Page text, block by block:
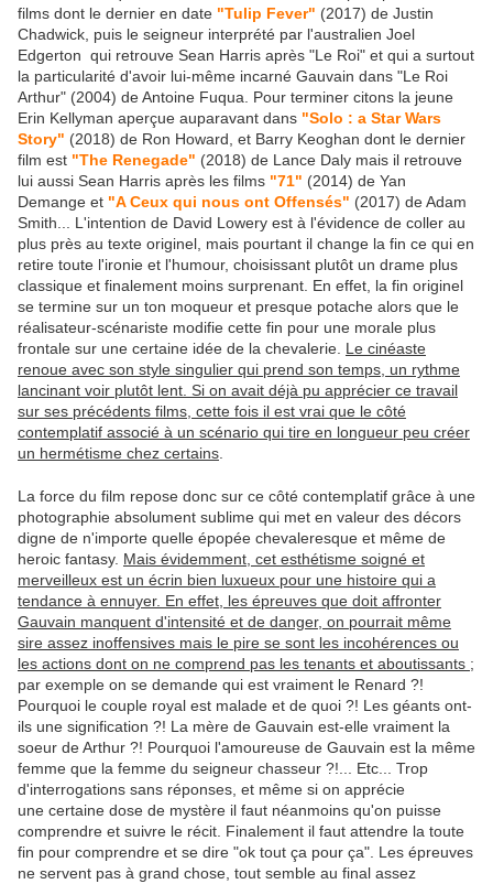
films dont le dernier en date "Tulip Fever" (2017) de Justin
Chadwick, puis le seigneur interprété par l'australien Joel
Edgerton qui retrouve Sean Harris après "Le Roi" et qui a surtout
la particularité d'avoir lui-même incarné Gauvain dans "Le Roi
Arthur" (2004) de Antoine Fuqua. Pour terminer citons la jeune
Erin Kellyman aperçue auparavant dans "Solo : a Star Wars
Story" (2018) de Ron Howard, et Barry Keoghan dont le dernier
film est "The Renegade" (2018) de Lance Daly mais il retrouve
lui aussi Sean Harris après les films "71" (2014) de Yan
Demange et "A Ceux qui nous ont Offensés" (2017) de Adam
Smith... L'intention de David Lowery est à l'évidence de coller au
plus près au texte originel, mais pourtant il change la fin ce qui en
retire toute l'ironie et l'humour, choisissant plutôt un drame plus
classique et finalement moins surprenant. En effet, la fin originel
se termine sur un ton moqueur et presque potache alors que le
réalisateur-scénariste modifie cette fin pour une morale plus
frontale sur une certaine idée de la chevalerie. Le cinéaste
renoue avec son style singulier qui prend son temps, un rythme
lancinant voir plutôt lent. Si on avait déjà pu apprécier ce travail
sur ses précédents films, cette fois il est vrai que le côté
contemplatif associé à un scénario qui tire en longueur peu créer
un hermétisme chez certains
La force du film repose donc sur ce côté contemplatif grâce à une
photographie absolument sublime qui met en valeur des décors
digne de n'importe quelle épopée chevaleresque et même de
heroic fantasy. Mais évidemment, cet esthétisme soigné et
merveilleux est un écrin bien luxueux pour une histoire qui a
tendance à ennuyer. En effet, les épreuves que doit affronter
Gauvain manquent d'intensité et de danger, on pourrait même
sire assez inoffensives mais le pire se sont les incohérences ou
les actions dont on ne comprend pas les tenants et aboutissants ;
par exemple on se demande qui est vraiment le Renard ?!
Pourquoi le couple royal est malade et de quoi ?! Les géants ont-
ils une signification ?! La mère de Gauvain est-elle vraiment la
soeur de Arthur ?! Pourquoi l'amoureuse de Gauvain est la même
femme que la femme du seigneur chasseur ?!... Etc... Trop
d'interrogations sans réponses, et même si on apprécie
une certaine dose de mystère il faut néanmoins qu'on puisse
comprendre et suivre le récit. Finalement il faut attendre la toute
fin pour comprendre et se dire "ok tout ça pour ça". Les épreuves
ne servent pas à grand chose, tout semble au final assez